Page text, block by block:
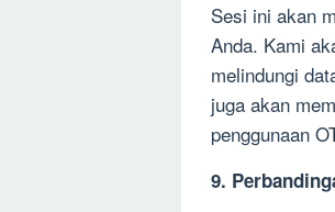
Sesi ini akan
Anda. Kami
melindungi
juga akan
penggunaan
9.